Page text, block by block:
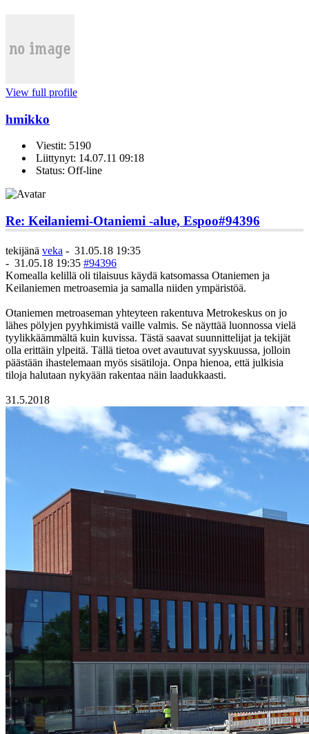
View full profile
hmikko
Viestit: 5190
Liittynyt: 14.07.11 09:18
Status: Off-line
Re: Keilaniemi-Otaniemi -alue, Espoo#94396
tekijänä veka - 31.05.18 19:35
- 31.05.18 19:35 #94396
Komealla kelillä oli tilaisuus käydä katsomassa Otaniemen ja
Keilaniemen metroasemia ja samalla niiden ympäristöä.
Otaniemen metroaseman yhteyteen rakentuva Metrokeskus on jo
lähes pölyjen pyyhkimistä vaille valmis. Se näyttää luonnossa vielä
tyylikkäämmältä kuin kuvissa. Tästä saavat suunnittelijat ja tekijät
olla erittäin ylpeitä. Tällä tietoa ovet avautuvat syyskuussa, jolloin
päästään ihastelemaan myös sisätiloja. Onpa hienoa, että julkisia
tiloja halutaan nykyään rakentaa näin laadukkaasti.
31.5.2018